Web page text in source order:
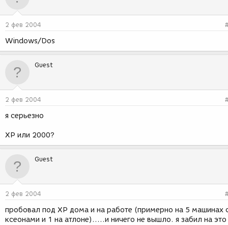
2 фев 2004
Windows/Dos
Guest
2 фев 2004
я серьезно
XP или 2000?
Guest
2 фев 2004
пробовал под ХР дома и на работе (примерно на 5 машинах
ксеонами и 1 на атлоне).....и ничего не вышло. я забил на это